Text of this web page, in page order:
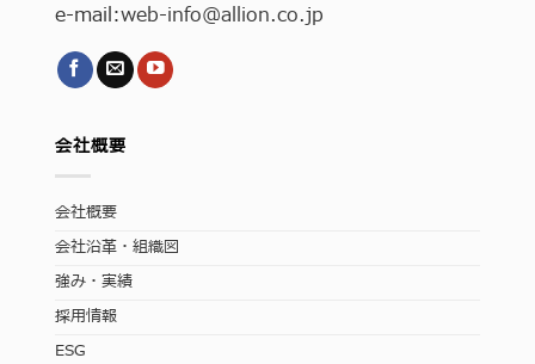
e-mail:web-info@allion.co.jp
会社概要
会社概要
会社沿革・組織図
強み・実績
採用情報
ESG